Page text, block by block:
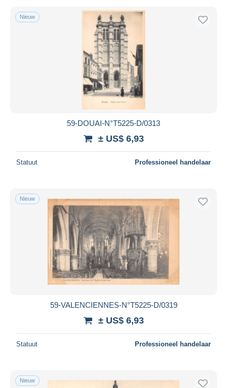
Nieuw
59-DOUAI-N°T5225-D/0313
± US$ 6,93
Statuut Professioneel handelaar
Nieuw
59-VALENCIENNES-N°T5225-D/0319
± US$ 6,93
Statuut Professioneel handelaar
Nieuw